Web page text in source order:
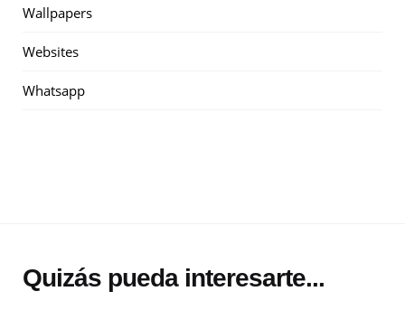
Wallpapers
Websites
Whatsapp
Quizás pueda interesarte...